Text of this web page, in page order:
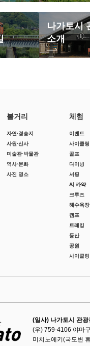
나가토시
소개
볼거리
자연·경승지
사원·신사
미술관·박물관
역사·문화
사진 명소
체험
이벤트
사이클링
골프
다이빙
서핑
씨 카약
크루즈
해수욕장
캠프
트레킹
등산
공원
사이클링
(일사) 나가토시 관광
(우) 759-4106 야마
미치노에키(국도변